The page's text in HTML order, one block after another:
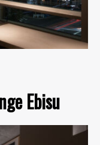
Ebisu